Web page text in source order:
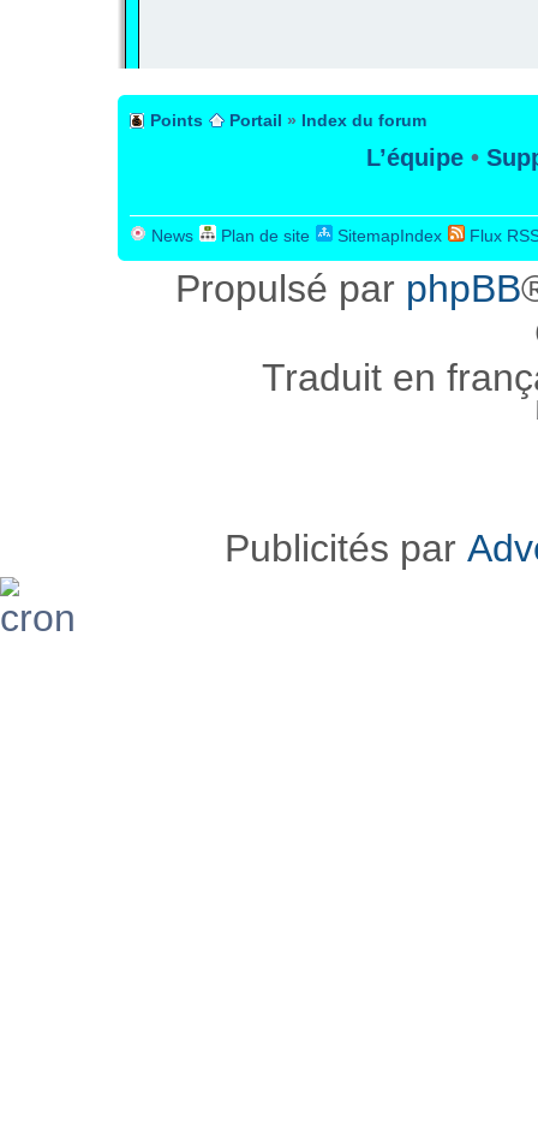
Points Portail » Index du forum
L’équipe •
News Plan de site SitemapIndex Flux
Propulsé par phpBB
Traduit en
Publicités par